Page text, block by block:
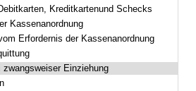
Kreditkartenund Schecks
Kassenanordnung
Erfordernis der Kassenanordnung
zwangsweiser Einziehung